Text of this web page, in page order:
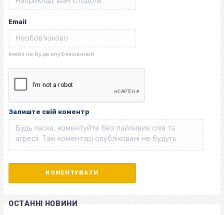
Email
Залиште свій коментр
ОСТАННІ НОВИНИ